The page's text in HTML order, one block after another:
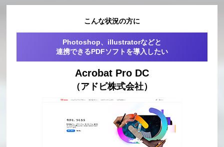
こんな状況の方に
Photoshop、illustratorなどと
連携できるPDFソフトを導入したい
Acrobat Pro DC
（アドビ株式会社）